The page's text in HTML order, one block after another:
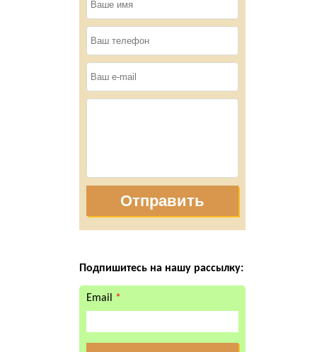
Отправить
Подпишитесь на нашу рассылку:
Email *